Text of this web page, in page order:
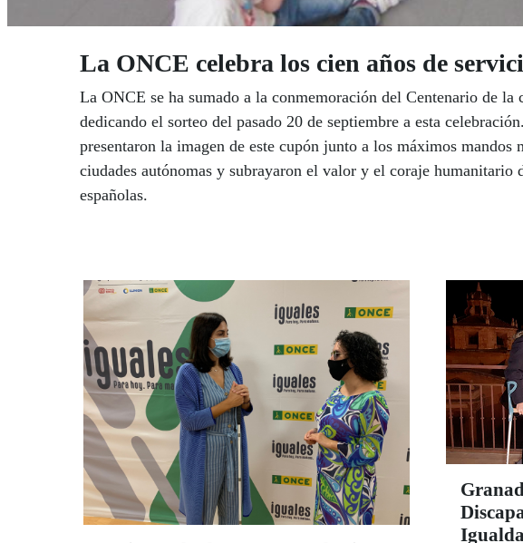
La ONCE celebra los cien años de
La ONCE se ha sumado a la conmemoración del Centenario de
dedicando el sorteo del pasado 20 de septiembre a esta
presentaron la imagen de este cupón junto a los máximos
ciudades autónomas y subrayaron el valor y el coraje
españolas.